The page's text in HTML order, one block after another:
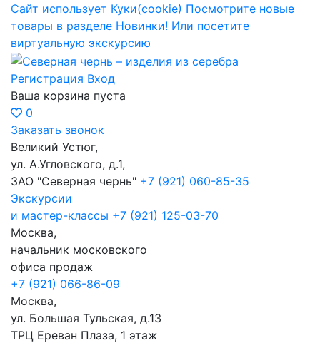
Сайт использует Куки(cookie) Посмотрите новые
товары в разделе Новинки! Или посетите
виртуальную экскурсию
Великий Устюг,
ул. А.Угловского, д.1,
ЗАО "Северная чернь" +7 (921) 060-85-35
Экскурсии
и мастер-классы +7 (921) 125-03-70
Москва,
начальник московского
офиса продаж
+7 (921) 066-86-09
Москва,
ул. Большая Тульская, д.13
ТРЦ Ереван Плаза, 1 этаж
Регистрация Вход
Ваша корзина пуста
0
Заказать звонок